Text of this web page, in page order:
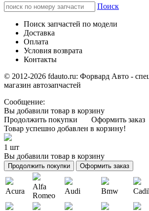
Поиск
Поиск запчастей по модели
Доставка
Оплата
Условия возврата
Контакты
© 2012-2026 fdauto.ru: Форвард Авто -
магазин автозапчастей
Сообщение:
Вы добавили товар в корзину
Продолжить покупки
Оформить заказ
Товар успешно добавлен в корзину!
1 шт
Вы добавили товар в корзину
Продолжить покупки Оформить заказ
Acura
Alfa
Romeo
Audi Bmw